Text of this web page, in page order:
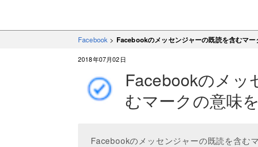
Facebook > Facebookのメッセンジャーの既読を含むマー
2018年07月02日
Facebookのメッ
むマークの意味
Facebookのメッセンジャーの既読を含む